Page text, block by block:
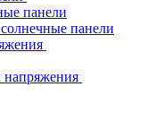
панели
панели
напряжения